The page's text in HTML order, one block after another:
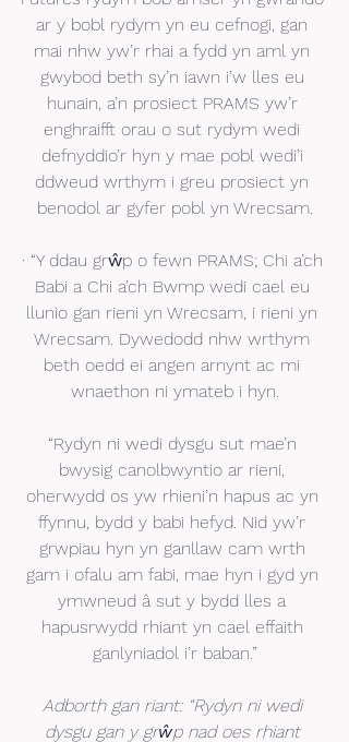
ar y bobl rydym yn eu cefnogi, gan
mai nhw yw’r rhai a fydd yn aml yn
gwybod beth sy’n iawn i’w lles eu
hunain, a’n prosiect PRAMS yw’r
enghraifft orau o sut rydym wedi
defnyddio’r hyn y mae pobl wedi’i
ddweud wrthym i greu prosiect yn
benodol ar gyfer pobl yn Wrecsam.
· “Y ddau grŵp o fewn PRAMS; Chi a’ch
Babi a Chi a’ch Bwmp wedi cael eu
llunio gan rieni yn Wrecsam, i rieni yn
Wrecsam. Dywedodd nhw wrthym
beth oedd ei angen arnynt ac mi
wnaethon ni ymateb i hyn.
“Rydyn ni wedi dysgu sut mae’n
bwysig canolbwyntio ar rieni,
oherwydd os yw rhieni’n hapus ac yn
ffynnu, bydd y babi hefyd. Nid yw’r
grwpiau hyn yn ganllaw cam wrth
gam i ofalu am fabi, mae hyn i gyd yn
ymwneud â sut y bydd lles a
hapusrwydd rhiant yn cael effaith
ganlyniadol i’r baban.”
Adborth gan riant: “Rydyn ni wedi
dysgu gan y grŵp nad oes rhiant